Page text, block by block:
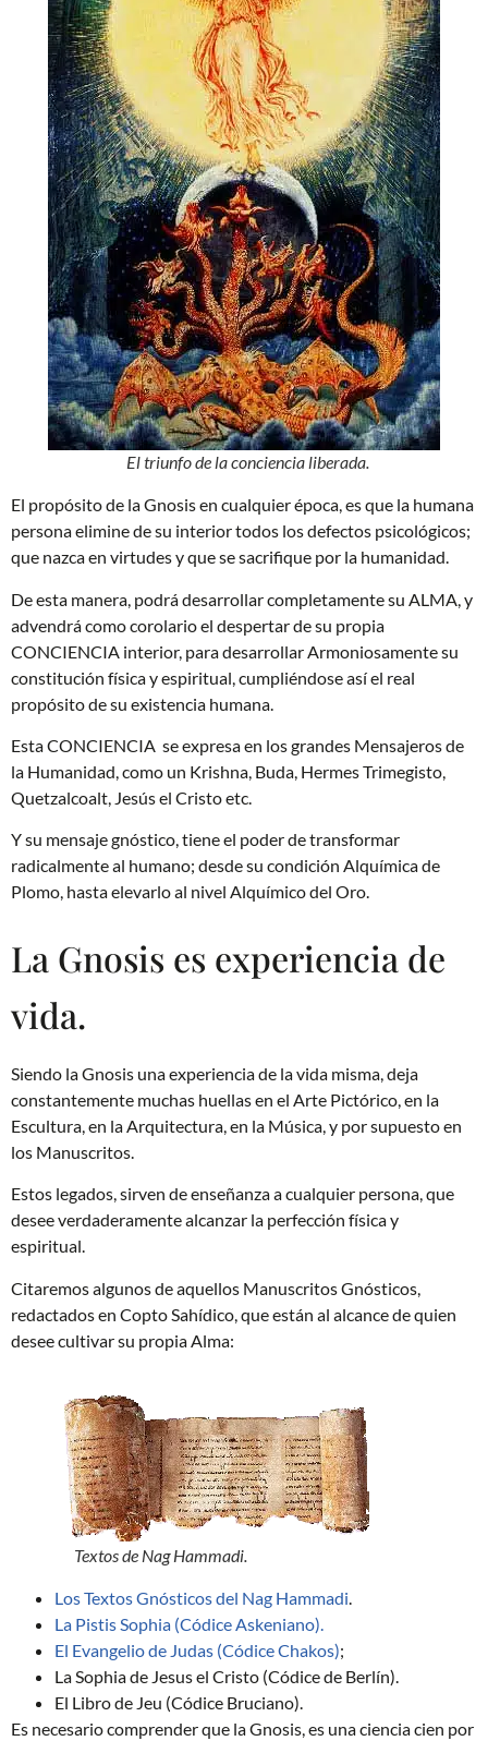
El triunfo de la conciencia liberada.
El propósito de la Gnosis en cualquier época, es que la humana
persona elimine de su interior todos los defectos psicológicos;
que nazca en virtudes y que se sacrifique por la humanidad.
De esta manera, podrá desarrollar completamente su ALMA, y
advendrá como corolario el despertar de su propia
CONCIENCIA interior, para desarrollar Armoniosamente su
constitución física y espiritual, cumpliéndose así el real
propósito de su existencia humana.
Esta CONCIENCIA se expresa en los grandes Mensajeros de
la Humanidad, como un Krishna, Buda, Hermes Trimegisto,
Quetzalcoalt, Jesús el Cristo etc.
Y su mensaje gnóstico, tiene el poder de transformar
radicalmente al humano; desde su condición Alquímica de
Plomo, hasta elevarlo al nivel Alquímico del Oro.
La Gnosis es experiencia de
vida.
Siendo la Gnosis una experiencia de la vida misma, deja
constantemente muchas huellas en el Arte Pictórico, en la
Escultura, en la Arquitectura, en la Música, y por supuesto en
los Manuscritos.
Estos legados, sirven de enseñanza a cualquier persona, que
desee verdaderamente alcanzar la perfección física y
espiritual.
Citaremos algunos de aquellos Manuscritos Gnósticos,
redactados en Copto Sahídico, que están al alcance de quien
desee cultivar su propia Alma:
Textos de Nag Hammadi.
Los Textos Gnósticos del Nag Hammadi.
La Pistis Sophia (Códice Askeniano).
El Evangelio de Judas (Códice Chakos);
La Sophia de Jesus el Cristo (Códice de Berlín).
El Libro de Jeu (Códice Bruciano).
Es necesario comprender que la Gnosis, es una ciencia cien por